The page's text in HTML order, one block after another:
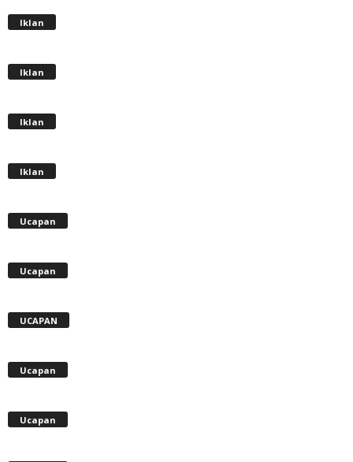
Iklan
Iklan
Iklan
Iklan
Ucapan
Ucapan
UCAPAN
Ucapan
Ucapan